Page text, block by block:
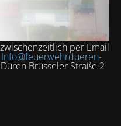
per Email
Brüsseler Straße 2